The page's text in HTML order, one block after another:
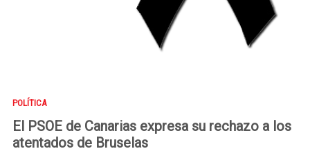
POLÍTICA
El PSOE de Canarias expresa su rechazo a los
atentados de Bruselas